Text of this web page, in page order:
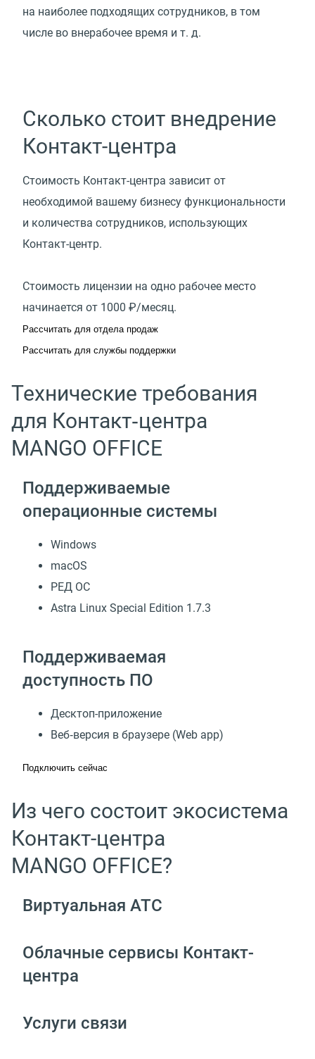
на наиболее подходящих сотрудников, в том
числе во внерабочее время и т. д.
Сколько стоит внедрение
Контакт-центра
Стоимость Контакт-центра зависит от
необходимой вашему бизнесу функциональности
и количества сотрудников, использующих
Контакт-центр.
Стоимость лицензии на одно рабочее место
начинается от 1000 ₽/месяц.
Рассчитать для отдела продаж
Рассчитать для службы поддержки
Технические требования
для Контакт‑центра
MANGO OFFICE
Поддерживаемые
операционные системы
Windows
macOS
РЕД ОС
Astra Linux Special Edition 1.7.3
Поддерживаемая
доступность ПО
Десктоп-приложение
Веб‑версия в браузере (Web app)
Подключить сейчас
Из чего состоит экосистема
Контакт-центра
MANGO OFFICE?
Виртуальная АТС
Облачные сервисы Контакт-
центра
Услуги связи